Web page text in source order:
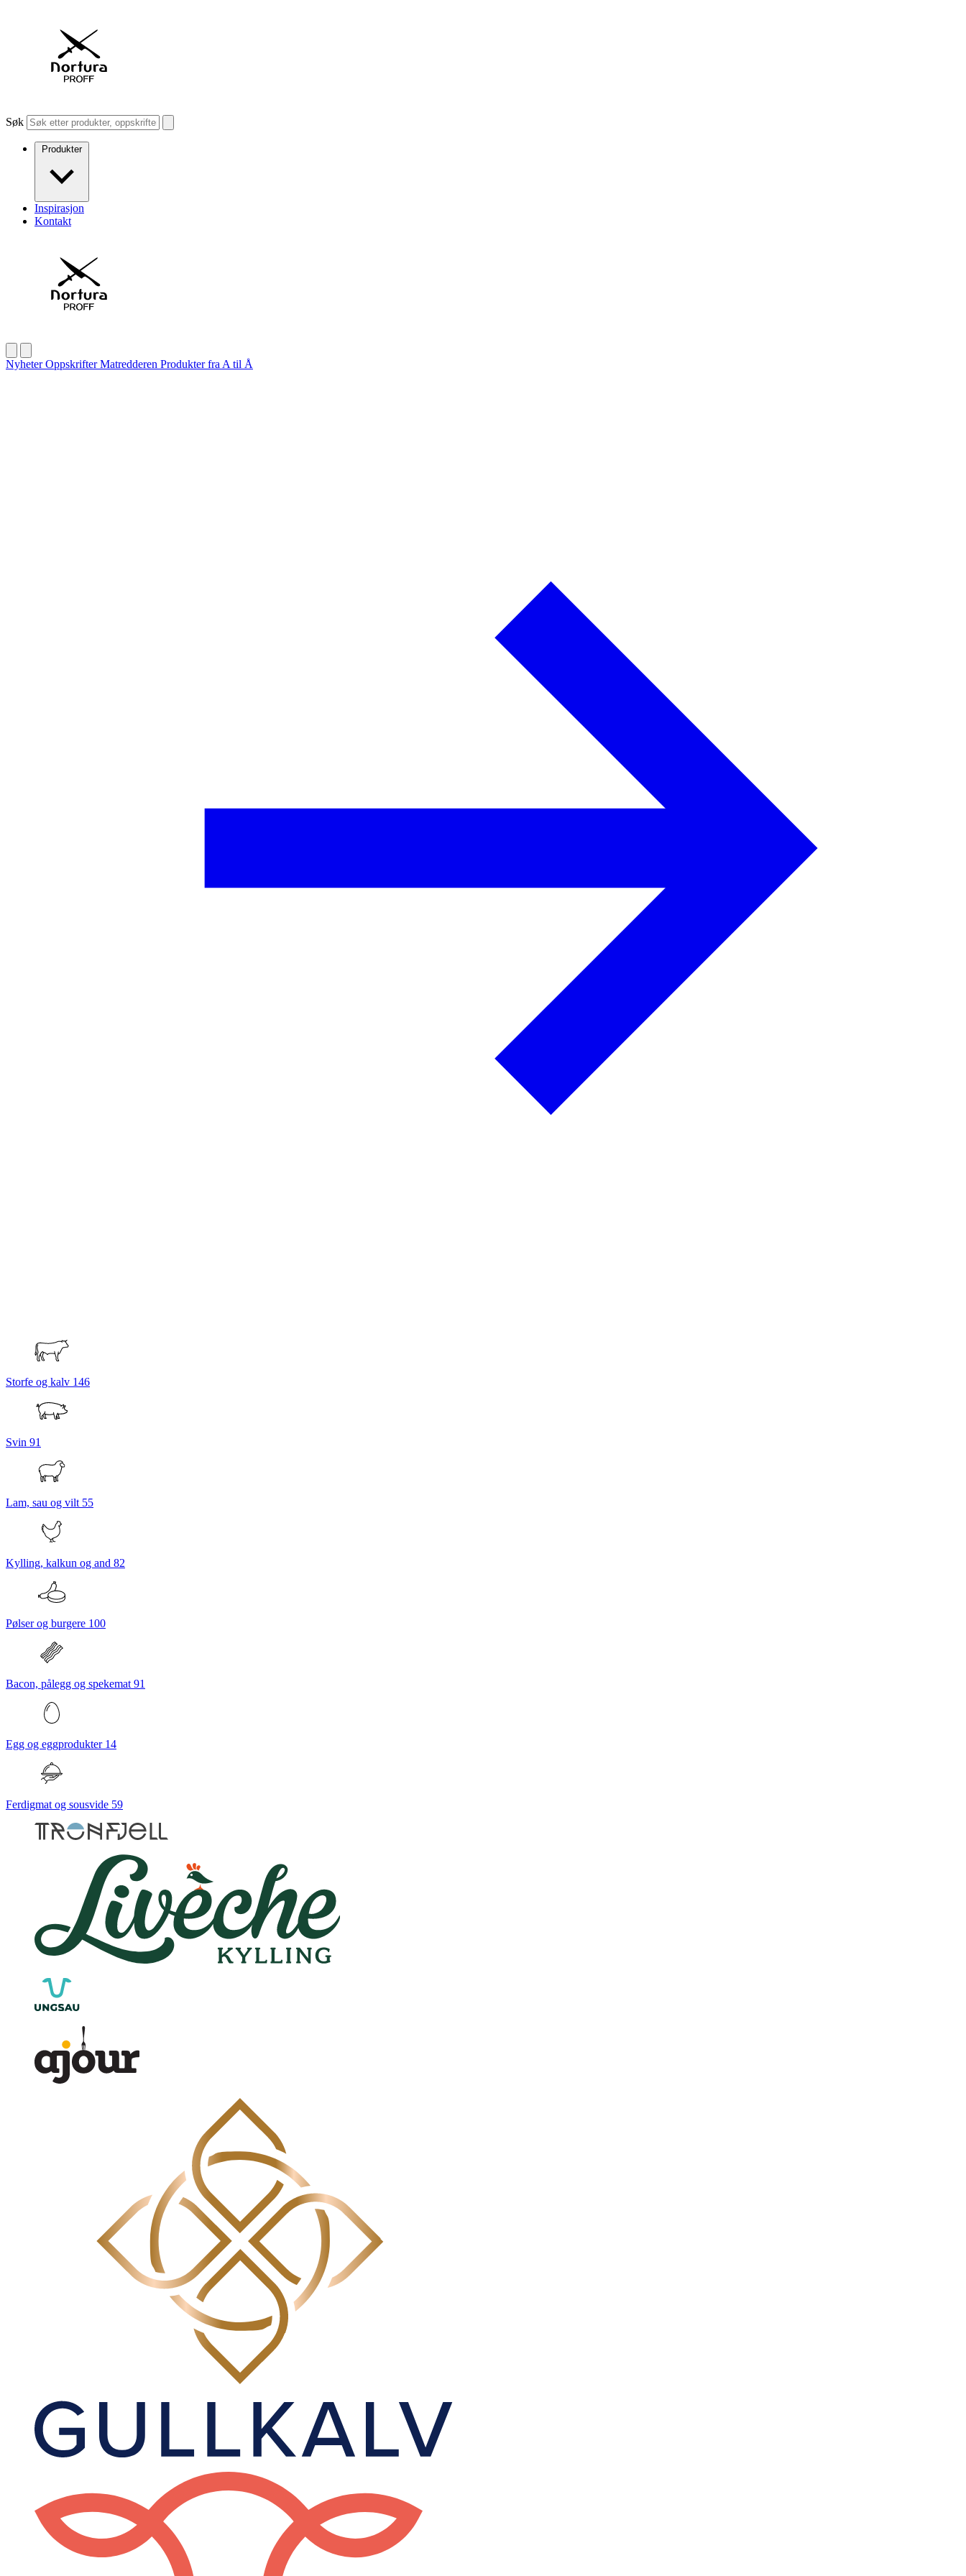
Søk
Produkter
Inspirasjon
Kontakt
NyheterOppskrifterMatredderen Produkter fra A til Å
Storfe og kalv 146
Svin 91
Lam, sau og vilt 55
Kylling, kalkun og and 82
Pølser og burgere 100
Bacon, pålegg og spekemat 91
Egg og eggprodukter 14
Ferdigmat og sousvide 59